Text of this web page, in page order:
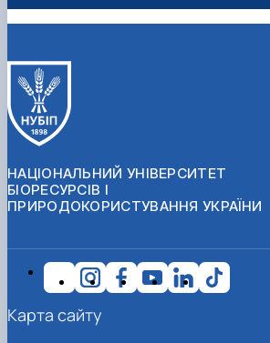
НАЦІОНАЛЬНИЙ УНІВЕРСИТЕТ
БІОРЕСУРСІВ І
ПРИРОДОКОРИСТУВАННЯ УКРАЇНИ
Карта сайту